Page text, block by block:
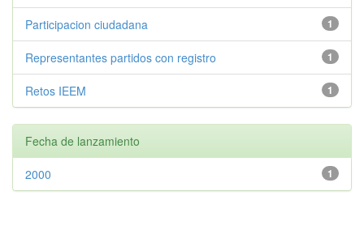
1
Participacion ciudadana
1
Representantes partidos con registro
1
Retos IEEM
Fecha de lanzamiento
1
2000